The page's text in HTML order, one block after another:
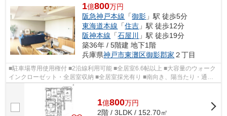
1億800万円
阪急神戸本線 「御影 」駅 徒歩5分
東海道本線 「住吉 」駅 徒歩12分
阪神本線 「石屋川
」駅 徒歩19分
築36年 / 5階建 地下1階
兵庫県神戸市東灘区御影郡家 ２丁目
■駐車場専用使用権付 ■2沿線利用可能 ■全居室6.6帖以上 ■大容量のウォーク
インクローゼット・全居室収納 ■全居室採光有り ■南向き、陽当たり・通風
良好 ■トイレ３カ所・シャワールー...
1億800万円
2階 / 3LDK / 152.70㎡